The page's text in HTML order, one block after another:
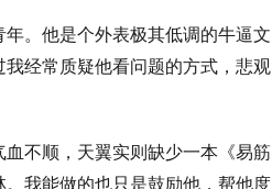
。他是个外表极其低调的牛逼文
经常质疑他看问题的方式，悲观
不顺，天翼实则缺少一本《易筋
我能做的也只是鼓励他，帮他度